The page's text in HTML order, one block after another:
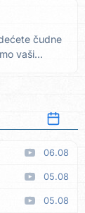
čudne
vaši...
06.08
05.08
05.08